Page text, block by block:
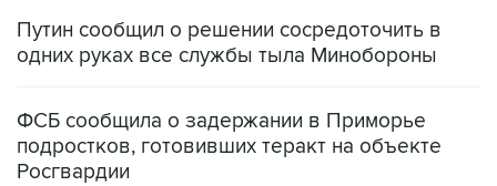
Путин сообщил о решении сосредоточить в
одних руках все службы тыла Минобороны
ФСБ сообщила о задержании в Приморье
подростков, готовивших теракт на объекте
Росгвардии